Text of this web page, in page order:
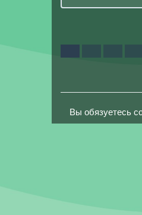
Вы обязуетесь